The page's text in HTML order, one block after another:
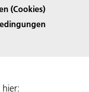
(Cookies)
hier: